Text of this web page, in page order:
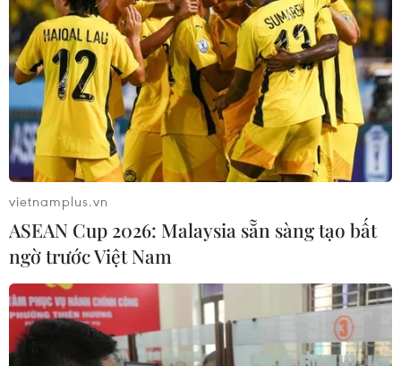
vietnamplus.vn
ASEAN Cup 2026: Malaysia sẵn sàng tạo bất
ngờ trước Việt Nam